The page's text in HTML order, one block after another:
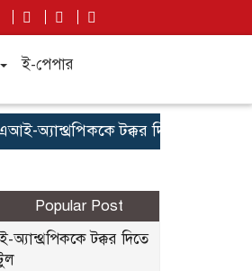
ই-পেপার
অ্যান্থ্রপিককে টক্কর দিতে মেটার
Popular Post
টক্কর দিতে